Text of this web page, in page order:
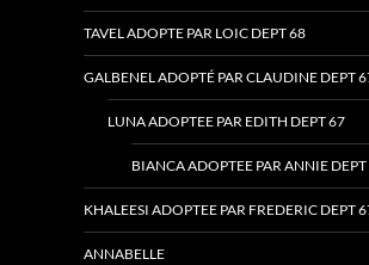
TAVEL ADOPTE PAR LOIC DEPT 68
GALBENEL ADOPTÉ PAR CLAUDINE DEPT
LUNA ADOPTEE PAR EDITH DEPT 67
BIANCA ADOPTEE PAR ANNIE
KHALEESI ADOPTEE PAR FREDERIC DEPT
ANNABELLE